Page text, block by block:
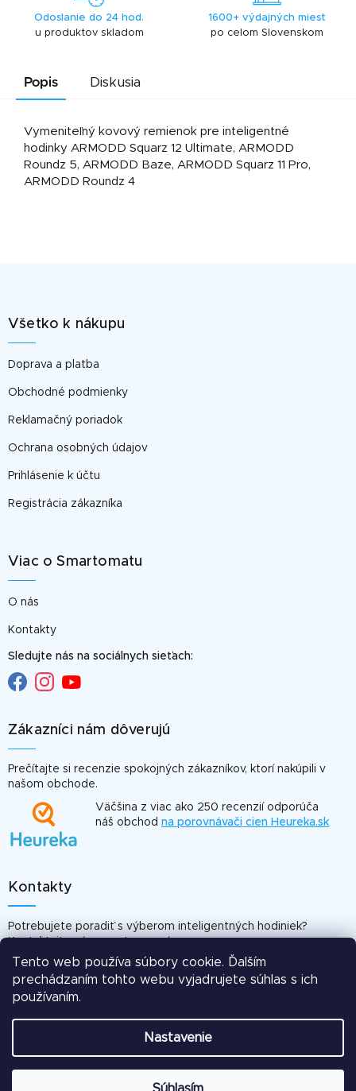
Tento web používa súbory cookie. Ďalším
prechádzaním tohto webu vyjadrujete súhlas s ich
používaním.
Nastavenie
Odoslanie do 24 hod.
u produktov skladom
1600+ výdajných miest
po celom Slovenskom
Popis Diskusia
Vymeniteľný kovový remienok pre inteligentné
hodinky ARMODD Squarz 12 Ultimate, ARMODD
Roundz 5, ARMODD Baze, ARMODD Squarz 11 Pro,
ARMODD Roundz 4
e
Všetko k nákupu
Doprava a platba
Obchodné podmienky
Reklamačný poriadok
Ochrana osobných údajov
Prihlásenie k účtu
Registrácia zákazníka
Viac o Smartomatu
O nás
Kontakty
Sledujte nás na sociálnych sieťach:
Zákazníci nám dôverujú
Prečítajte si recenzie spokojných zákazníkov, ktorí nakúpili v
našom obchode.
Väčšina z viac ako 250 recenzií odporúča
náš obchod na porovnávači cien Heureka.sk
Kontakty
Potrebujete poradiť s výberom inteligentných hodiniek?
Kontaktujte nás, sme tu pre vás.
info@smartomat.sk
Odpovieme vám do 24 hod.
Jiří Mareš